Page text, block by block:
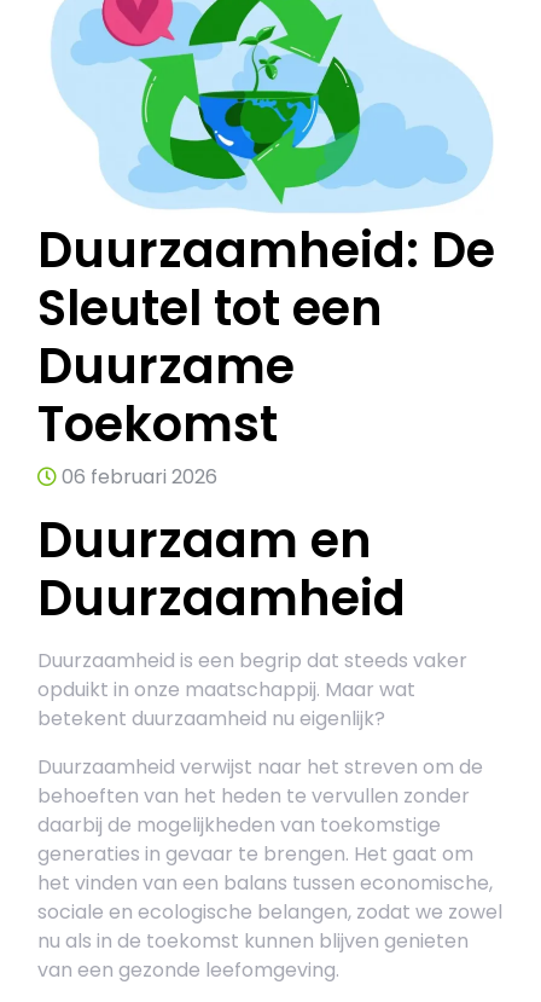
Duurzaamheid: De
Sleutel tot een
Duurzame
Toekomst
06 februari 2026
Duurzaam en
Duurzaamheid
Duurzaamheid is een begrip dat steeds vaker
opduikt in onze maatschappij. Maar wat
betekent duurzaamheid nu eigenlijk?
Duurzaamheid verwijst naar het streven om de
behoeften van het heden te vervullen zonder
daarbij de mogelijkheden van toekomstige
generaties in gevaar te brengen. Het gaat om
het vinden van een balans tussen economische,
sociale en ecologische belangen, zodat we zowel
nu als in de toekomst kunnen blijven genieten
van een gezonde leefomgeving.